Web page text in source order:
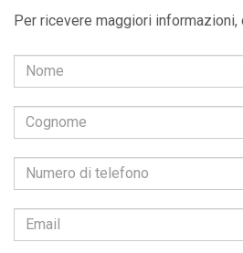
Per ricevere maggiori informazioni,